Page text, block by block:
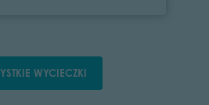
WYCIECZKI